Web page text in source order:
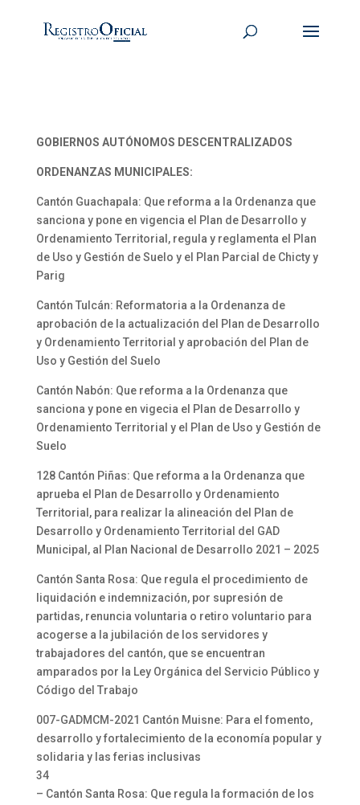
GOBIERNOS AUTÓNOMOS DESCENTRALIZADOS
ORDENANZAS MUNICIPALES:
Cantón Guachapala: Que reforma a la Ordenanza que
sanciona y pone en vigencia el Plan de Desarrollo y
Ordenamiento Territorial, regula y reglamenta el Plan
de Uso y Gestión de Suelo y el Plan Parcial de Chicty y
Parig
Cantón Tulcán: Reformatoria a la Ordenanza de
aprobación de la actualización del Plan de Desarrollo
y Ordenamiento Territorial y aprobación del Plan de
Uso y Gestión del Suelo
Cantón Nabón: Que reforma a la Ordenanza que
sanciona y pone en vigecia el Plan de Desarrollo y
Ordenamiento Territorial y el Plan de Uso y Gestión de
Suelo
128 Cantón Piñas: Que reforma a la Ordenanza que
aprueba el Plan de Desarrollo y Ordenamiento
Territorial, para realizar la alineación del Plan de
Desarrollo y Ordenamiento Territorial del GAD
Municipal, al Plan Nacional de Desarrollo 2021 – 2025
Cantón Santa Rosa: Que regula el procedimiento de
liquidación e indemnización, por supresión de
partidas, renuncia voluntaria o retiro voluntario para
acogerse a la jubilación de los servidores y
trabajadores del cantón, que se encuentran
amparados por la Ley Orgánica del Servicio Público y
Código del Trabajo
007-GADMCM-2021 Cantón Muisne: Para el fomento,
desarrollo y fortalecimiento de la economía popular y
solidaria y las ferias inclusivas
34
– Cantón Santa Rosa: Que regula la formación de los